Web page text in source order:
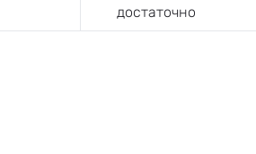
достаточно